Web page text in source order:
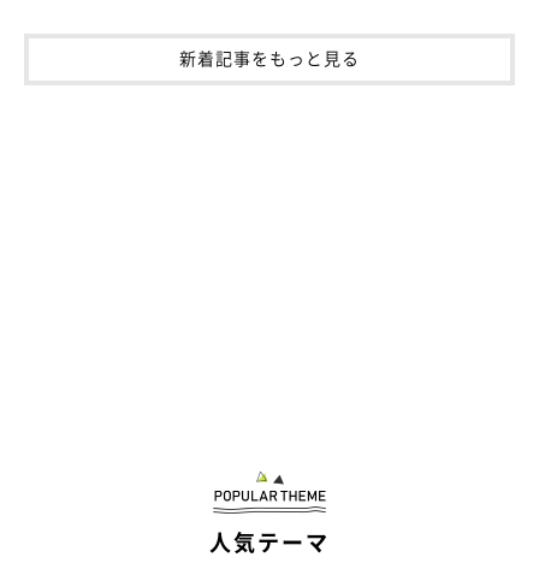
新着記事をもっと見る
人気テーマ